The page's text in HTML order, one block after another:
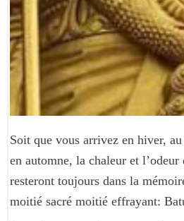
Soit que vous arrivez en hiver,
en automne, la chaleur et l’odeur
resteront toujours dans la
moitié sacré moitié effrayant: